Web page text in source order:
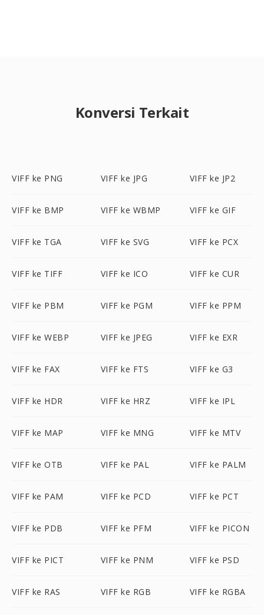
Konversi Terkait
VIFF ke PNG VIFF ke JPG VIFF ke JP2
VIFF ke BMP VIFF ke WBMP VIFF ke GIF
VIFF ke TGA VIFF ke SVG VIFF ke PCX
VIFF ke TIFF VIFF ke ICO VIFF ke CUR
VIFF ke PBM VIFF ke PGM VIFF ke PPM
VIFF ke WEBP VIFF ke JPEG VIFF ke EXR
VIFF ke FAX VIFF ke FTS VIFF ke G3
VIFF ke HDR VIFF ke HRZ VIFF ke IPL
VIFF ke MAP VIFF ke MNG VIFF ke MTV
VIFF ke OTB VIFF ke PAL VIFF ke PALM
VIFF ke PAM VIFF ke PCD VIFF ke PCT
VIFF ke PDB VIFF ke PFM VIFF ke PICON
VIFF ke PICT VIFF ke PNM VIFF ke PSD
VIFF ke RAS VIFF ke RGB VIFF ke RGBA